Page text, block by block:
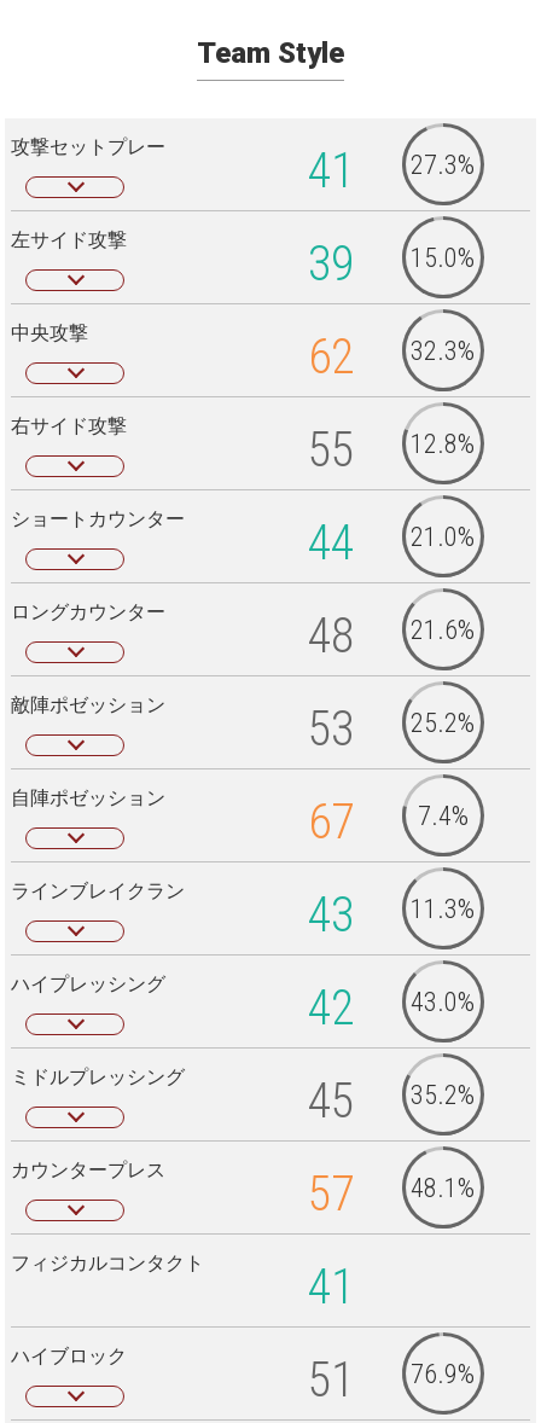
Team Style
攻撃セットプレー 41 27.3%
左サイド攻撃 39 15.0%
中央攻撃 62 32.3%
右サイド攻撃 55 12.8%
ショートカウンター 44 21.0%
ロングカウンター 48 21.6%
敵陣ポゼッション 53 25.2%
自陣ポゼッション 67 7.4%
ラインブレイクラン 43 11.3%
ハイプレッシング 42 43.0%
ミドルプレッシング 45 35.2%
カウンタープレス 57 48.1%
フィジカルコンタクト 41
ハイブロック 51 76.9%